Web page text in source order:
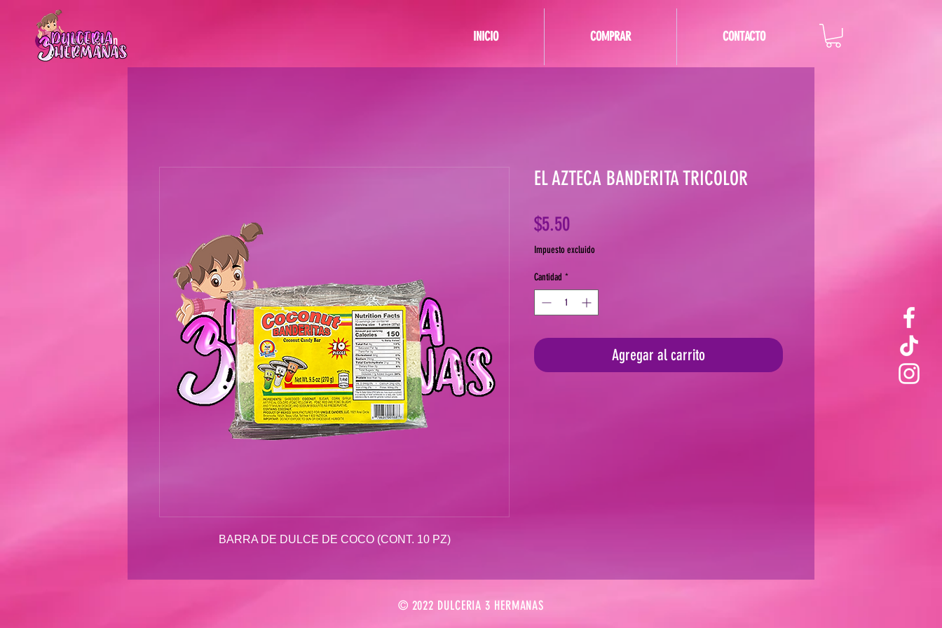
INICIO COMPRAR CONTACTO
Iniciar sesión
BARRA DE DULCE DE COCO (CONT. 10 PZ)
EL AZTECA BANDERITA TRICOLOR
$5.50Precio
Impuesto excluido
Cantidad *
Agregar al carrito
© 2022 DULCERIA 3 HERMANAS